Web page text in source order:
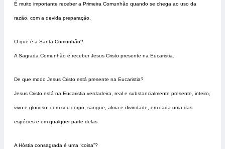
É muito importante receber a Primeira Comunhão quando se chega ao uso da
razão, com a devida preparação.
O que é a Santa Comunhão?
A Sagrada Comunhão é receber Jesus Cristo presente na Eucaristia.
De que modo Jesus Cristo está presente na Eucaristia?
Jesus Cristo está na Eucaristia verdadeira, real e substancialmente presente, inteiro,
vivo e glorioso, com seu corpo, sangue, alma e divindade, em cada uma das
espécies e em qualquer parte delas.
A Hóstia consagrada é uma “coisa”?